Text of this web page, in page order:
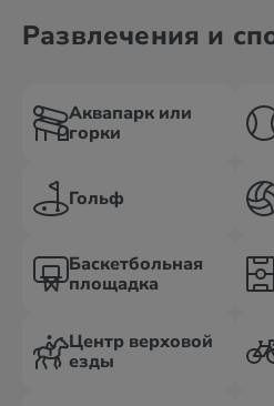
Развлечения и
Аквапарк или
горки
Гольф
Баскетбольная
площадка
Центр верховой
езды